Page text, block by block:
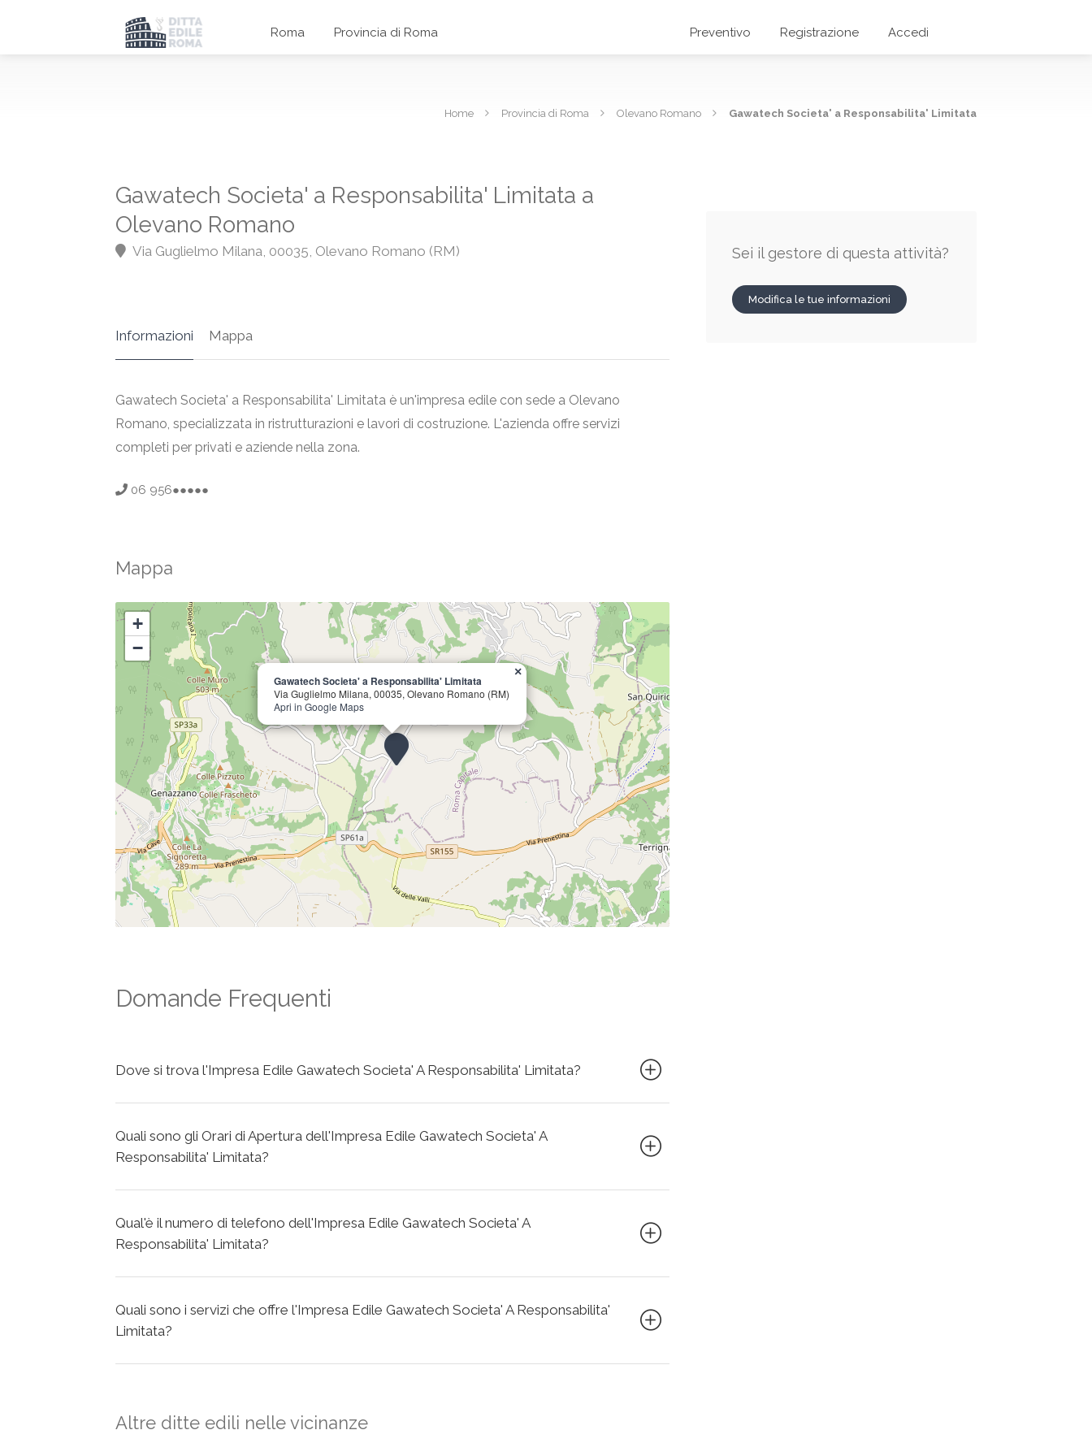
Roma Provincia di Roma Preventivo Registrazione Accedi
Home Provincia di Roma Olevano Romano Gawatech Societa' a Responsabilita' Limitata
Gawatech Societa' a Responsabilita' Limitata a
Olevano Romano
Via Guglielmo Milana, 00035, Olevano Romano (RM)
Informazioni Mappa
Gawatech Societa' a Responsabilita' Limitata è un'impresa edile con sede a Olevano
Romano, specializzata in ristrutturazioni e lavori di costruzione. L'azienda offre servizi
completi per privati e aziende nella zona.
06 956●●●●●
Mappa
Gawatech Societa' a Responsabilita' Limitata
Via Guglielmo Milana, 00035, Olevano Romano (RM)
Apri in Google Maps
×
+
−
Domande Frequenti
Dove si trova l'Impresa Edile Gawatech Societa' A Responsabilita' Limitata?
Quali sono gli Orari di Apertura dell'Impresa Edile Gawatech Societa' A
Responsabilita' Limitata?
Qual'è il numero di telefono dell'Impresa Edile Gawatech Societa' A
Responsabilita' Limitata?
Quali sono i servizi che offre l'Impresa Edile Gawatech Societa' A Responsabilita'
Limitata?
Sei il gestore di questa attività?
Modifica le tue informazioni
Altre ditte edili nelle vicinanze